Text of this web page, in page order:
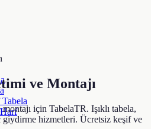
ve Montajı
için TabelaTR. Işıklı tabela,
giydirme hizmetleri. Ücretsiz keşif ve